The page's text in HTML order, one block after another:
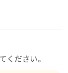
ください。